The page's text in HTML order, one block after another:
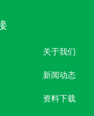
关于我们
新闻动态
资料下载